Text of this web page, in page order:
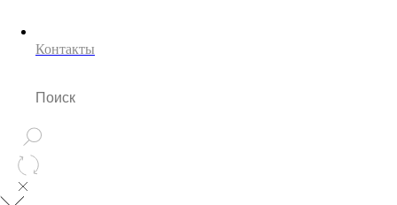
Контакты